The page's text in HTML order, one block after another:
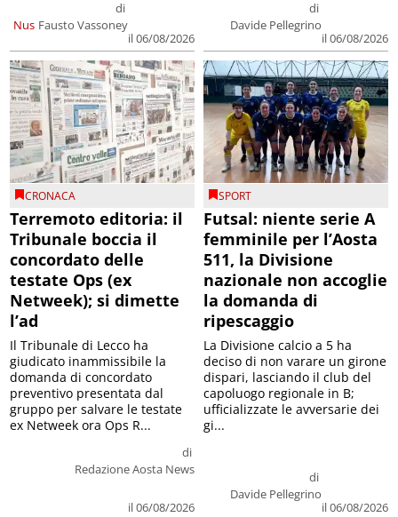
Nus
di
Fausto Vassoney
il 06/08/2026
di
Davide Pellegrino
il 06/08/2026
CRONACA
Terremoto editoria: il
Tribunale boccia il
concordato delle
testate Ops (ex
Netweek); si dimette
l’ad
di
Redazione Aosta News
il 06/08/2026
Il Tribunale di Lecco ha
giudicato inammissibile la
domanda di concordato
preventivo presentata dal
gruppo per salvare le testate
ex Netweek ora Ops R...
SPORT
Futsal: niente serie A
femminile per l’Aosta
511, la Divisione
nazionale non accoglie
la domanda di
ripescaggio
di
Davide Pellegrino
il 06/08/2026
La Divisione calcio a 5 ha
deciso di non varare un girone
dispari, lasciando il club del
capoluogo regionale in B;
ufficializzate le avversarie dei
gi...